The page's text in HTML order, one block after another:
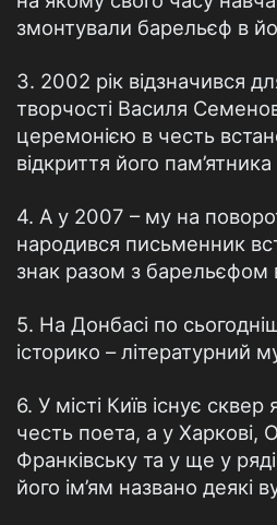
змонтували барельєф в
3. 2002 рік відзначився
творчості Василя
церемонією в честь
відкриття його пам’ятника
4. А у 2007 – му на
народився письменник
знак разом з барельєфом
5. На Донбасі по
історико – літературний
6. У місті Київ існує
честь поета, а у Харкові,
Франківську та у ще у
його ім’ям названо деякі